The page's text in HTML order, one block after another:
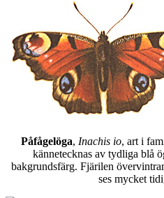
Påfågelöga, Inachis io, art i
kännetecknas av tydliga blå
bakgrundsfärg. Fjärilen
ses mycket